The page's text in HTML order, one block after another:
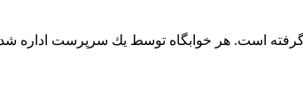
دختران قرار گرفته است. هر خوابگاه توسط يك